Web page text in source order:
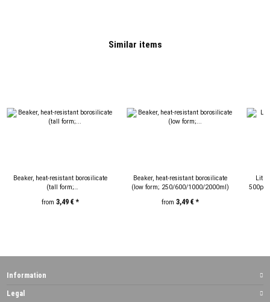
Similar items
Beaker, heat-resistant borosilicate
(tall form;
from 3,49 €*
Beaker, heat-resistant borosilicate
(low form; 250/600/1000/2000ml)
from 3,49 €*
Information
Legal